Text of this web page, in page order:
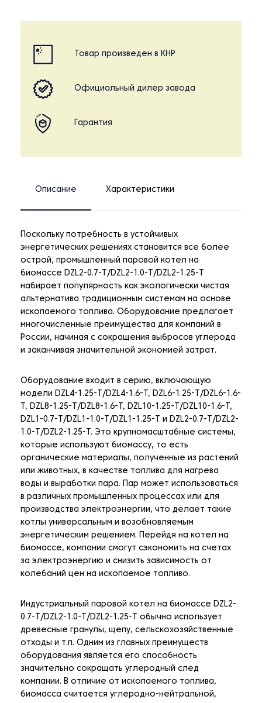
Товар произведен в КНР
Официальный дилер завода
Гарантия
Описание Характеристики
Поскольку потребность в устойчивых
энергетических решениях становится все более
острой, промышленный паровой котел на
биомассе DZL2-0.7-T/DZL2-1.0-T/DZL2-1.25-T
набирает популярность как экологически чистая
альтернатива традиционным системам на основе
ископаемого топлива. Оборудование предлагает
многочисленные преимущества для компаний в
России, начиная с сокращения выбросов углерода
и заканчивая значительной экономией затрат.
Оборудование входит в серию, включающую
модели DZL4-1.25-T/DZL4-1.6-T, DZL6-1.25-T/DZL6-1.6-
T, DZL8-1.25-T/DZL8-1.6-T, DZL10-1.25-T/DZL10-1.6-T,
DZL1-0.7-T/DZL1-1.0-T/DZL1-1.25-T и DZL2-0.7-T/DZL2-
1.0-T/DZL2-1.25-T. Это крупномасштабные системы,
которые используют биомассу, то есть
органические материалы, полученные из растений
или животных, в качестве топлива для нагрева
воды и выработки пара. Пар может использоваться
в различных промышленных процессах или для
производства электроэнергии, что делает такие
котлы универсальным и возобновляемым
энергетическим решением. Перейдя на котел на
биомассе, компании смогут сэкономить на счетах
за электроэнергию и снизить зависимость от
колебаний цен на ископаемое топливо.
Индустриальный паровой котел на биомассе DZL2-
0.7-T/DZL2-1.0-T/DZL2-1.25-T обычно использует
древесные гранулы, щепу, сельскохозяйственные
отходы и т.п. Одним из главных преимуществ
оборудования является его способность
значительно сокращать углеродный след
компании. В отличие от ископаемого топлива,
биомасса считается углеродно-нейтральной,